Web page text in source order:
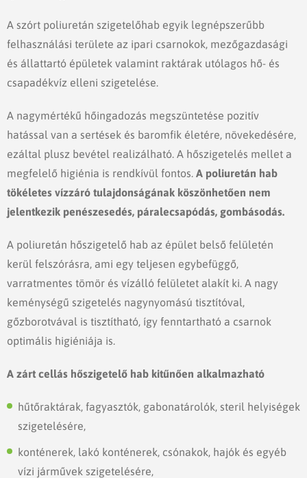
A szórt poliuretán szigetelőhab egyik legnépszerűbb
felhasználási területe az ipari csarnokok, mezőgazdasági
és állattartó épületek valamint raktárak utólagos hő- és
csapadékvíz elleni szigetelése.
A nagymértékű hőingadozás megszüntetése pozitív
hatással van a sertések és baromfik életére, növekedésére,
ezáltal plusz bevétel realizálható. A hőszigetelés mellet a
megfelelő higiénia is rendkívül fontos. A poliuretán hab
tökéletes vízzáró tulajdonságának köszönhetően nem
jelentkezik penészesedés, páralecsapódás, gombásodás.
A poliuretán hőszigetelő hab az épület belső felületén
kerül felszórásra, ami egy teljesen egybefüggő,
varratmentes tömör és vízálló felületet alakít ki. A nagy
keménységű szigetelés nagynyomású tisztítóval,
gőzborotvával is tisztítható, így fenntartható a csarnok
optimális higiéniája is.
A zárt cellás hőszigetelő hab kitűnően alkalmazható
hűtőraktárak, fagyasztók, gabonatárolók, steril helyiségek
szigetelésére,
konténerek, lakó konténerek, csónakok, hajók és egyéb
vízi járművek szigetelésére,